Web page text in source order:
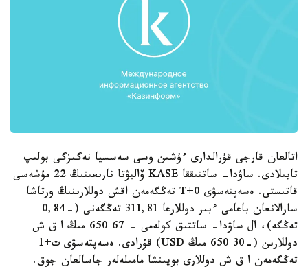
اتالعان قارجى قۇرالدارى ءۇشىن وسى سەسسيا نەگىزگى بولىپ
تابىلادى. ساۋدا- ساتتىققا KASE ۆاليۋتا نارىعىنىڭ 22 مۇشەسى
قاتىستى. ەسەپتەسۋى T+0 تەڭگەمەن اقش دوللارىنىڭ ورتاشا
سارالانعان باعامى ءبىر دوللارعا 311,81 تەڭگەنى (-0,84
تەڭگە)، ال ساۋدا- ساتتىق كولەمى - 67 650 مىڭ ا ق ش
دوللارىن (-30 650 مىڭ USD) قۇرادى. ەسەپتەسۋى ت+1
تەڭگەمەن ا ق ش دوللارى بويىنشا مامىلەلەر جاسالعان جوق.